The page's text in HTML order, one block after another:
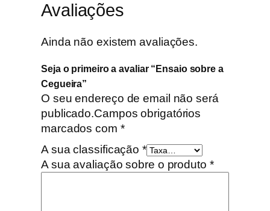
Avaliações
Ainda não existem avaliações.
Seja o primeiro a avaliar “Ensaio sobre a
Cegueira”
O seu endereço de email não será
publicado.Campos obrigatórios
marcados com *
A sua classificação *
A sua avaliação sobre o produto *